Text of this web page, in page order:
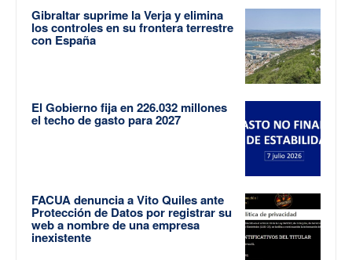
Gibraltar suprime la Verja y elimina
los controles en su frontera terrestre
con España
El Gobierno fija en 226.032 millones
el techo de gasto para 2027
FACUA denuncia a Vito Quiles ante
Protección de Datos por registrar su
web a nombre de una empresa
inexistente